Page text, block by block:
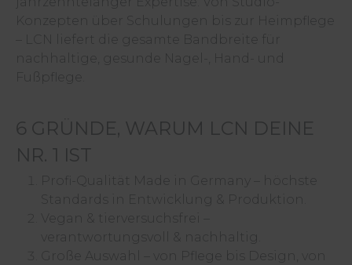
Konzepten über Schulungen bis zur Heimpflege
– LCN liefert die gesamte Bandbreite für
nachhaltige, gesunde Nagel-, Hand- und
Fußpflege.
6 GRÜNDE, WARUM LCN DEINE
NR. 1 IST
Profi-Qualität Made in Germany – höchste
Standards in Entwicklung & Produktion.
Vegan & tierversuchsfrei –
verantwortungsvoll & nachhaltig.
Große Auswahl – von Pflege bis Design, von